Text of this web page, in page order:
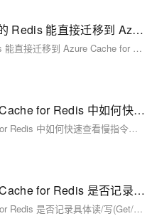
【Azure Redis 缓存】VM 里的 Redis 能直接迁移到 Azure Cache for Redis ？ 需要改动代码吗？
【Azure Redis 缓存】VM 里的 Redis 能直接迁移到 Azure Cache for Redis ？ 需要改动代码吗？
【Azure Redis 缓存】Azure Cache for Redis 中如何快速查看慢指令情况(Slowlogs)
【Azure Redis 缓存】Azure Cache for Redis 中如何快速查看慢指令情况(Slowlogs)
【Azure Redis 缓存】Azure Cache for Redis 是否记录具体读/写(Get/Set)或删除(Del)了哪些key呢？
【Azure Redis 缓存】Azure Cache for Redis 是否记录具体读/写(Get/Set)或删除(Del)了哪些key呢？